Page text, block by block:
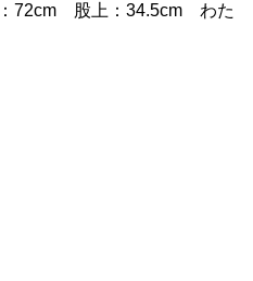
72cm 股上：34.5cm わた